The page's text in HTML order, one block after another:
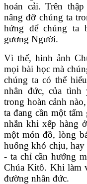
hoán cải. Trên
nâng đỡ chúng ta
hứng để chúng ta
gương Người.
Vì thế, hình ảnh
mọi bài học mà
chúng ta có thể
nhân đức, của
trong hoàn cảnh
ta đang cần một
nhẫn khi xếp hàng
một món đồ, lòng
huống khó chịu,
- ta chỉ cần hướng
Chúa Kitô. Khi làm
đường nhân đức.